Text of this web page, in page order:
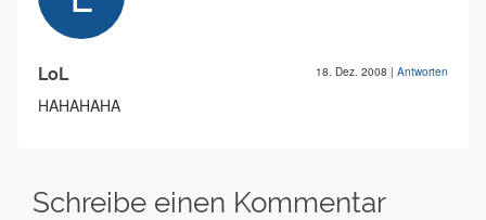
LoL 18. Dez. 2008 | Antworten
HAHAHAHA
Schreibe einen Kommentar